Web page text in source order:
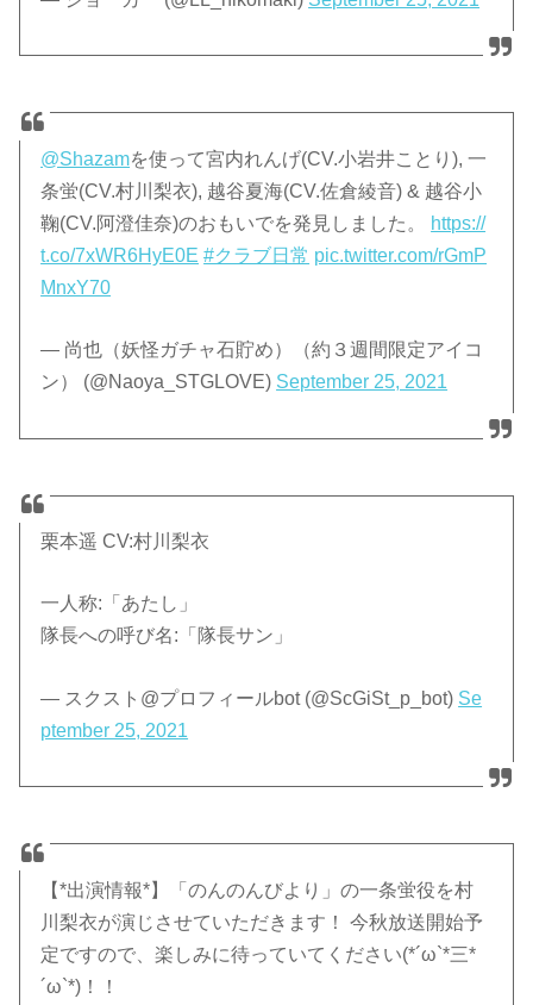
@Shazamを使って宮内れんげ(CV.小岩井ことり), 一
条蛍(CV.村川梨衣), 越谷夏海(CV.佐倉綾音) & 越谷小
鞠(CV.阿澄佳奈)のおもいでを発見しました。
https://
t.co/7xWR6HyE0E #クラブ日常 pic.twitter.com/rGmP
MnxY70
— 尚也（妖怪ガチャ石貯め）（約３週間限定アイコ
ン） (@Naoya_STGLOVE) September 25, 2021
栗本遥 CV:村川梨衣
一人称:「あたし」
隊長への呼び名:「隊長サン」
— スクスト@プロフィールbot (@ScGiSt_p_bot) Se
ptember 25, 2021
【*出演情報*】「のんのんびより」の一条蛍役を村
川梨衣が演じさせていただきます！ 今秋放送開始予
定ですので、楽しみに待っていてください(*´ω`*三*
´ω`*)！！